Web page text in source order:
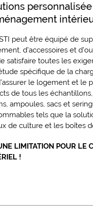
personnalisée
peut être équipé de
d’accessoires et
satisfaire toutes les
spécifique de la
le logement et le
de tous les
ampoules, sacs et
tels que la
de culture et les boîtes
LIMITATION POUR LE
!